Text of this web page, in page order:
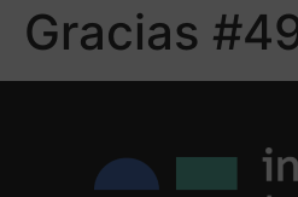
Gracias